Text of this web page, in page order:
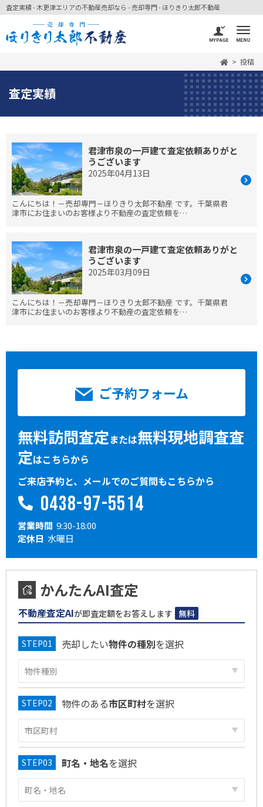
査定実績 - 木更津エリアの不動産売却なら - 売却専門 - ほりきり太郎不動産
投稿
査定実績
君津市泉の一戸建て査定依頼ありがと
うございます
2025年04月13日
こんにちは！－売却専門－ほりきり太郎不動産 です。千葉県君
津市にお住まいのお客様より不動産の査定依頼を…
君津市泉の一戸建て査定依頼ありがと
うございます
2025年03月09日
こんにちは！－売却専門－ほりきり太郎不動産 です。千葉県君
津市にお住まいのお客様より不動産の査定依頼を…
ご予約フォーム
無料訪問査定または無料現地調査査
定はこちらから
ご来店予約と、メールでのご質問もこちらから
0438-97-5514
営業時間 9:30-18:00
定休日 水曜日
かんたんAI査定
不動産査定AIが即査定額をお答えします 無料
売却したい物件の種別を選択
物件のある市区町村を選択
町名・地名を選択